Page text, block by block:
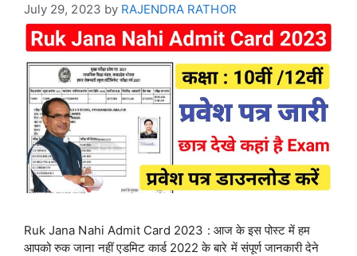
July 29, 2023 by RAJENDRA RATHOR
Ruk Jana Nahi Admit Card 2023 : आज के इस पोस्ट में हम
आपको रुक जाना नहीं एडमिट कार्ड 2022 के बारे में संपूर्ण जानकारी देने